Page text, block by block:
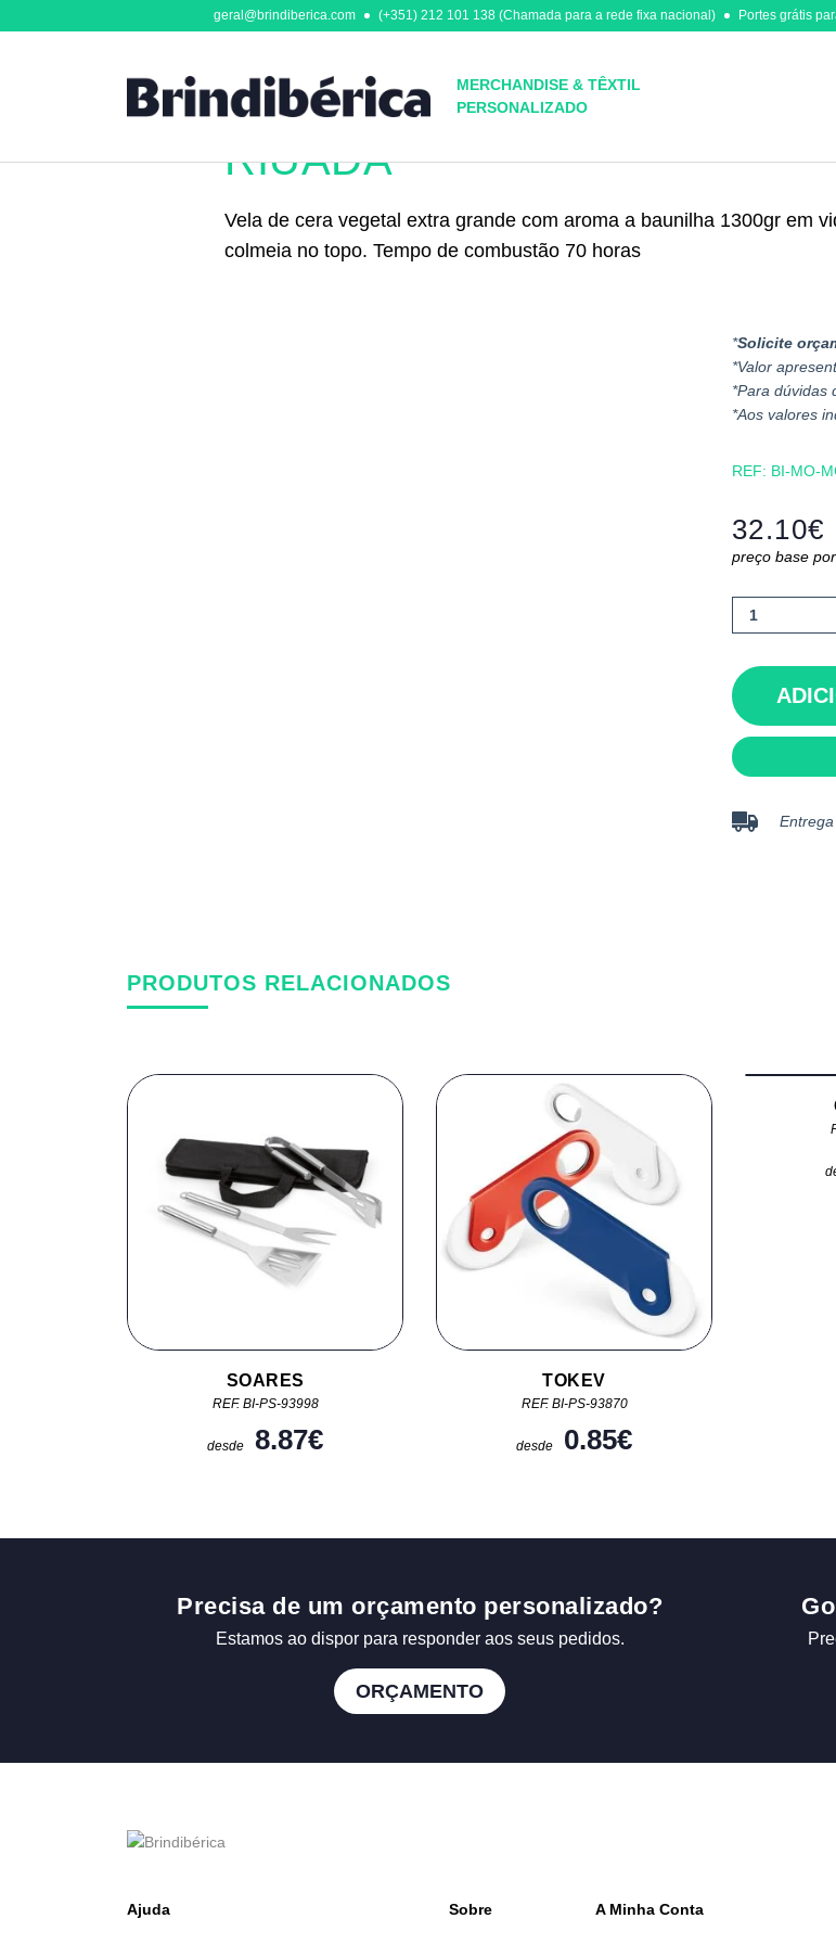
geral@brindiberica.com (+351) 212 101 138 (Chamada para a rede fixa nacional) Portes grátis
MERCHANDISE & TÊXTIL
PERSONALIZADO
Casa & Lar
RIUADA
Vela de cera vegetal extra grande com aroma a baunilha 1300gr em
colmeia no topo. Tempo de combustão 70 horas
*Solicite
*Valor
*Para dúvidas
*Aos valores
REF: BI-MO-
32.10€
preço base
Quantidade
de
Riuada
PRODUTOS RELACIONADOS
SOARES
REF. BI-PS-93998
desde 8.87€
TOKEV
REF. BI-PS-93870
desde 0.85€
Precisa de um orçamento personalizado?
Estamos ao dispor para responder aos seus pedidos.
ORÇAMENTO
Ajuda Sobre A Minha Conta